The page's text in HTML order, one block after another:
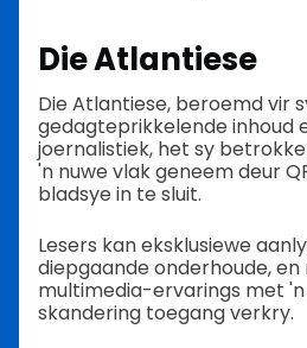
Die Atlantiese
Die Atlantiese, beroemd vir
gedagteprikkelende inhoud
joernalistiek, het sy
'n nuwe vlak geneem deur
bladsye in te sluit.
Lesers kan eksklusiewe
diepgaande onderhoude,
multimedia-ervarings met
skandering toegang verkry.